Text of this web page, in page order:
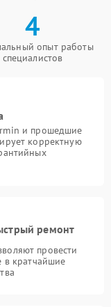
4
опыт работы
специалистов
и прошедшие
корректную
ремонт
провести
в кратчайшие